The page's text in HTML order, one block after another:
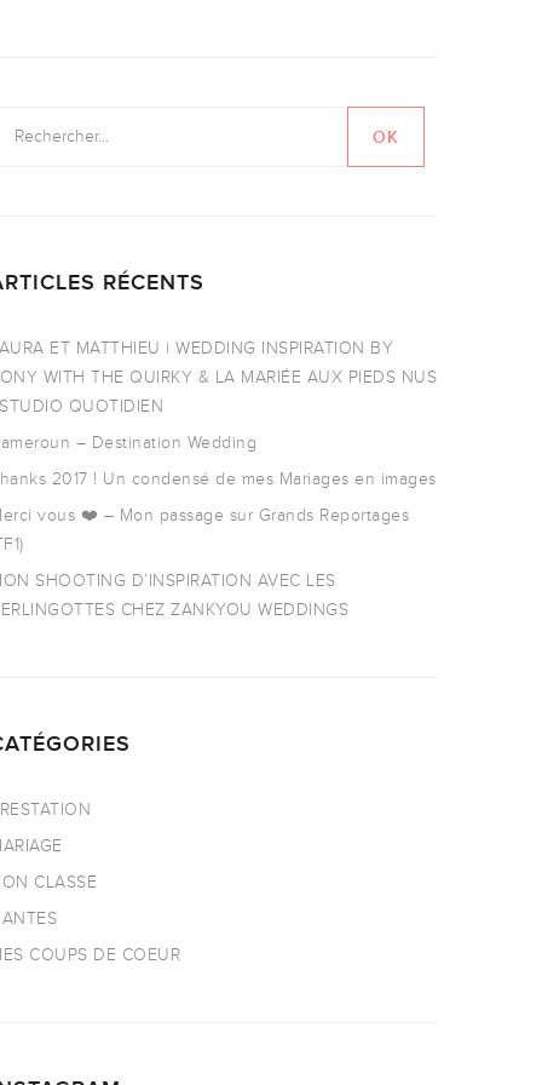
RÉCENTS
ET MATTHIEU | WEDDING INSPIRATION BY
WITH THE QUIRKY & LA MARIÉE AUX PIEDS NUS
QUOTIDIEN
– Destination Wedding
2017 ! Un condensé de mes Mariages en images
vous ❤️ – Mon passage sur Grands Reportages
SHOOTING D’INSPIRATION AVEC LES
CHEZ ZANKYOU WEDDINGS
CLASSE
COUPS DE COEUR